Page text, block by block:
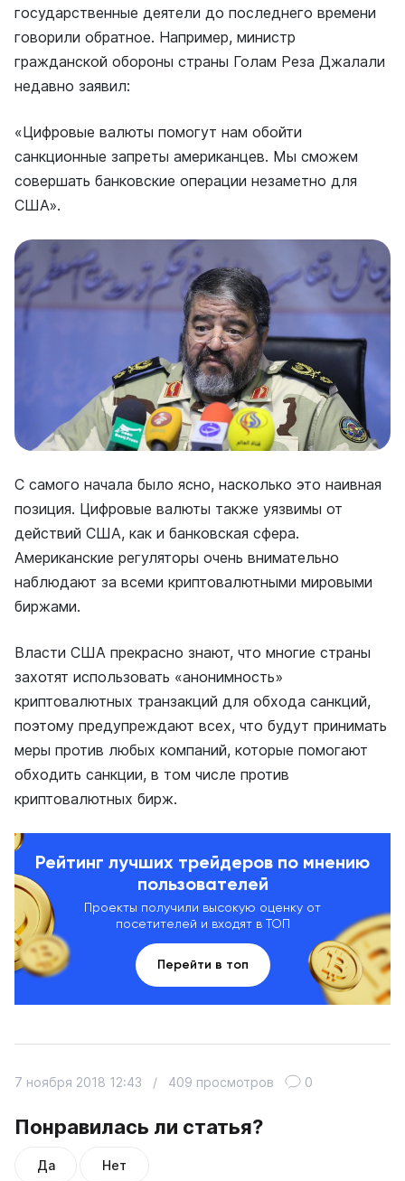
государственные деятели до последнего времени
говорили обратное. Например, министр
гражданской обороны страны Голам Реза Джалали
недавно заявил:
«Цифровые валюты помогут нам обойти
санкционные запреты американцев. Мы сможем
совершать банковские операции незаметно для
США».
С самого начала было ясно, насколько это наивная
позиция. Цифровые валюты также уязвимы от
действий США, как и банковская сфера.
Американские регуляторы очень внимательно
наблюдают за всеми криптовалютными мировыми
биржами.
Власти США прекрасно знают, что многие страны
захотят использовать «анонимность»
криптовалютных транзакций для обхода санкций,
поэтому предупреждают всех, что будут принимать
меры против любых компаний, которые помогают
обходить санкции, в том числе против
криптовалютных бирж.
Рейтинг лучших трейдеров по мнению
пользователей
Проекты получили высокую оценку от
посетителей и входят в ТОП
Перейти в топ
Понравилась ли статья?
Да Нет
7 ноября 2018 12:43 / 409 просмотров 0